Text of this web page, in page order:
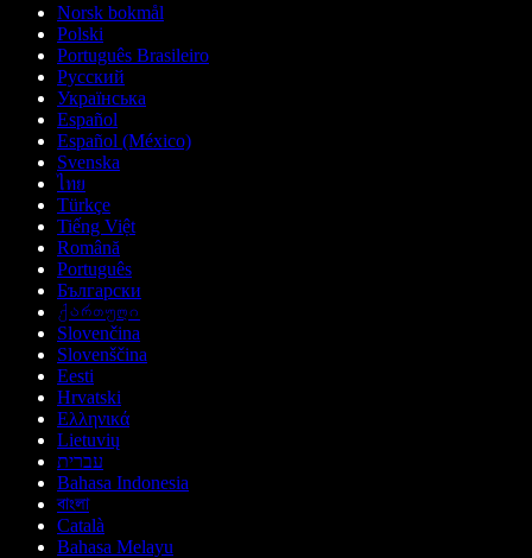
Norsk bokmål
Polski
Português Brasileiro
Русский
Українська
Español
Español (México)
Svenska
ไทย
Türkçe
Tiếng Việt
Română
Português
Български
ქართული
Slovenčina
Slovenščina
Eesti
Hrvatski
Ελληνικά
Lietuvių
עברית
Bahasa Indonesia
বাংলা
Català
Bahasa Melayu